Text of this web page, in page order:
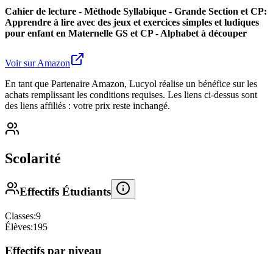
Cahier de lecture - Méthode Syllabique - Grande Section et CP:
Apprendre à lire avec des jeux et exercices simples et ludiques
pour enfant en Maternelle GS et CP - Alphabet à découper
Voir sur Amazon
En tant que Partenaire Amazon, Lucyol réalise un bénéfice sur les
achats remplissant les conditions requises. Les liens ci-dessus sont
des liens affiliés : votre prix reste inchangé.
Scolarité
Effectifs Étudiants
Classes:9
Élèves:195
Effectifs par niveau